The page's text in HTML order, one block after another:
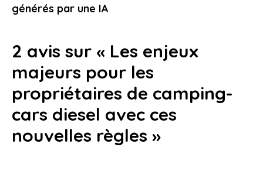
26 janvier 2026
générés par une IA
2 avis sur « Les enjeux
majeurs pour les
propriétaires de camping-
cars diesel avec ces
nouvelles règles »